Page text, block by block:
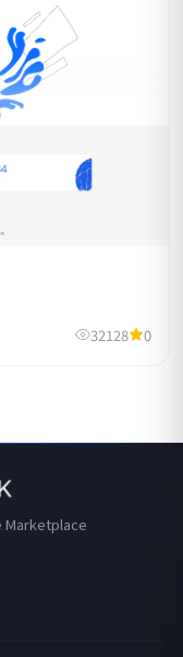
32128 0
Marketplace